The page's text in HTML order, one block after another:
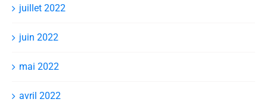
juillet 2022
juin 2022
mai 2022
avril 2022